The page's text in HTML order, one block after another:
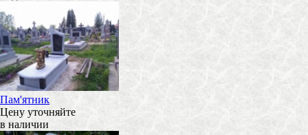
Пам'ятник
Цену уточняйте
в наличии